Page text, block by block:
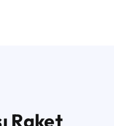
Raket